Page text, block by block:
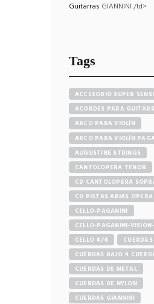
Guitarras GIANNINI /td>
Tags
ACCESORIO SUPER
ACORDES PARA
ARCO PARA VIOLÍN
ARCO PARA VIOLÍN
AUGUSTINE STRINGS
CANTOLOPERA TENOR
CD CANTOLOPERA
CD PISTAS ARIAS OPERA
CELLO-PAGANINI
CELLO-PAGANINI-
STORE
CELLO 4/4
CUERDAS BAJO 4
CUERDAS DE METAL
CUERDAS DE NYLON
CUERDAS GIANNINI